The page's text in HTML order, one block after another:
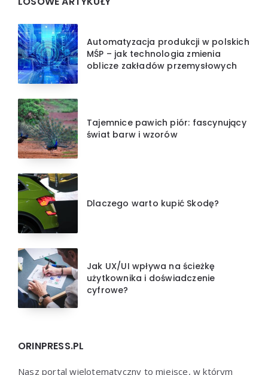
Automatyzacja produkcji w polskich
MŚP – jak technologia zmienia
oblicze zakładów przemysłowych
Tajemnice pawich piór: fascynujący
świat barw i wzorów
Dlaczego warto kupić Skodę?
Jak UX/UI wpływa na ścieżkę
użytkownika i doświadczenie
cyfrowe?
ORINPRESS.PL
Nasz portal wielotematyczny to miejsce, w którym